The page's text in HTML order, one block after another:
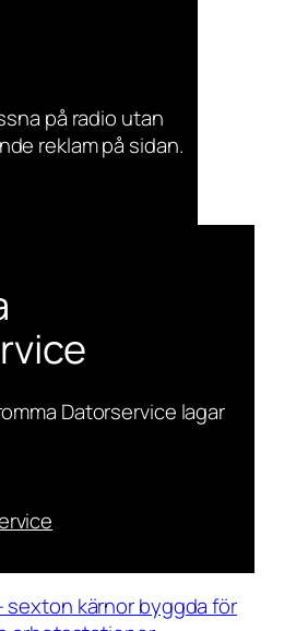
på radio utan
reklam på sidan.
Datorservice lagar
sexton kärnor byggda för